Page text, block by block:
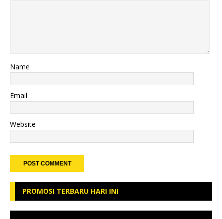
Name
Email
Website
PROMOSI TERBARU HARI INI